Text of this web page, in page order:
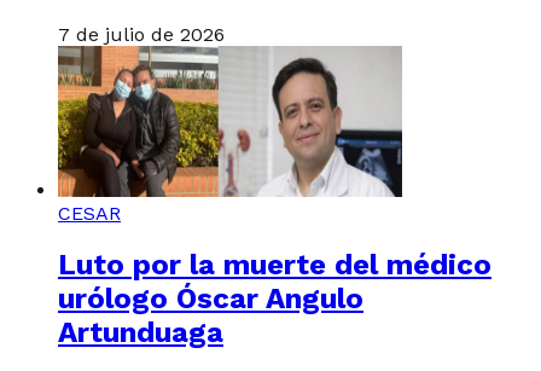
7 de julio de 2026
CESAR
Luto por la muerte del médico
urólogo Óscar Angulo
Artunduaga